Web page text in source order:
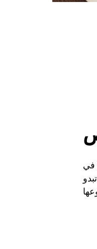
في Airpods الخاص بك وأنت خاصة. جعله لك وتخصيص